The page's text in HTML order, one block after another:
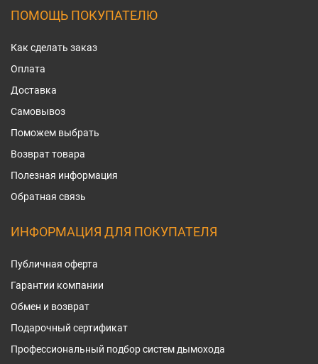
ПОМОЩЬ ПОКУПАТЕЛЮ
Как сделать заказ
Оплата
Доставка
Самовывоз
Поможем выбрать
Возврат товара
Полезная информация
Обратная связь
ИНФОРМАЦИЯ ДЛЯ ПОКУПАТЕЛЯ
Публичная оферта
Гарантии компании
Обмен и возврат
Подарочный сертификат
Профессиональный подбор систем дымохода